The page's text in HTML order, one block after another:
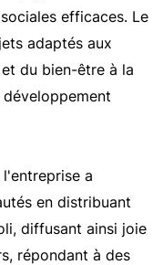
efficaces. Le
adaptés aux
du bien-être à la
l'entreprise a
en distribuant
diffusant ainsi joie
répondant à des